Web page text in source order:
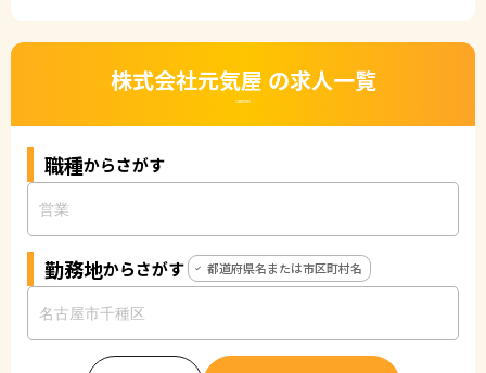
株式会社元気屋 の求人一覧
CAREERS
職種からさがす
勤務地からさがす 都道府県名または市区町村名